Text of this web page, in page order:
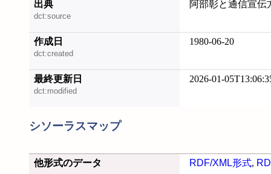
出典
dct:source
阿部彰と通信宣伝
作成日
dct:created
1980-06-20
最終更新日
dct:modified
2026-01-
シソーラスマップ
他形式のデータ RDF/XML形式,